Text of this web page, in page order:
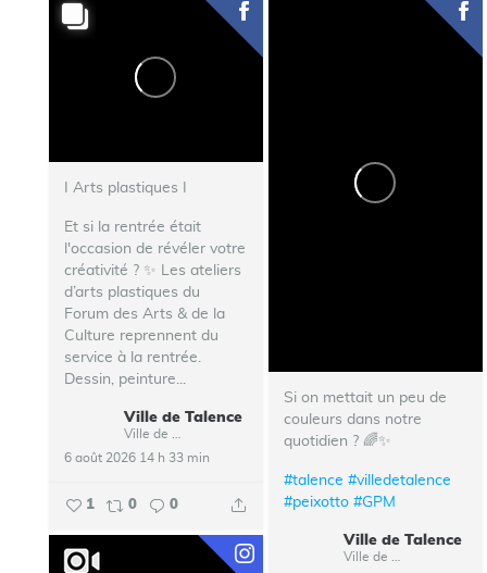
I Arts plastiques I
Et si la rentrée était
l'occasion de révéler votre
créativité ? ✨ Les ateliers
d’arts plastiques du
Forum des Arts & de la
Culture reprennent du
service à la rentrée.
Dessin, peinture...
Ville de Talence
6 août 2026 14 h 33 min
1 0 0
Si on mettait un peu de
couleurs dans notre
quotidien ? 🌈✨
#talence #villedetalence
#peixotto #GPM
Ville de Talence